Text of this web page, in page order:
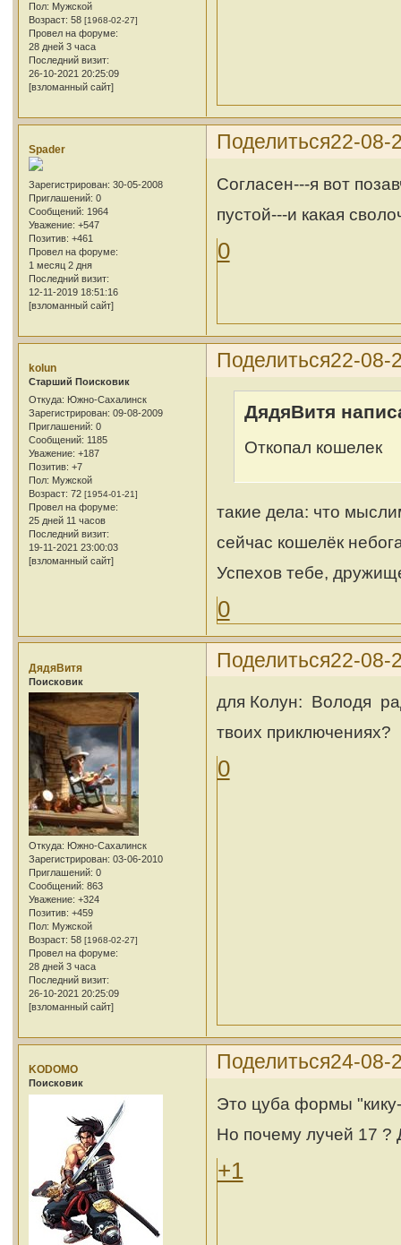
Пол: Мужской
Возраст: 58 [1968-02-27]
Провел на форуме:
28 дней 3 часа
Последний визит:
26-10-2021 20:25:09
[взломанный сайт]
Поделиться22-08-
Spader
Зарегистрирован: 30-05-2008
Приглашений: 0
Сообщений: 1964
Уважение: +547
Позитив: +461
Провел на форуме:
1 месяц 2 дня
Последний визит:
12-11-2019 18:51:16
[взломанный сайт]
Согласен---я вот
пустой---и какая
0
Поделиться22-08-
kolun
Cтарший Поисковик
Откуда: Южно-Сахалинск
Зарегистрирован: 09-08-2009
Приглашений: 0
Сообщений: 1185
Уважение: +187
Позитив: +7
Пол: Мужской
Возраст: 72 [1954-01-21]
Провел на форуме:
25 дней 11 часов
Последний визит:
19-11-2021 23:00:03
[взломанный сайт]
ДядяВитя
Откопал кошелек
такие дела: что
сейчас кошелёк
Успехов тебе,
0
Поделиться22-08-
ДядяВитя
Поисковик
Откуда: Южно-Сахалинск
Зарегистрирован: 03-06-2010
Приглашений: 0
Сообщений: 863
Уважение: +324
Позитив: +459
Пол: Мужской
Возраст: 58 [1968-02-27]
Провел на форуме:
28 дней 3 часа
Последний визит:
26-10-2021 20:25:09
[взломанный сайт]
для Колун: Володя
твоих приключениях?
0
Поделиться24-08-
KODOMO
Поисковик
Это цуба формы
Но почему лучей 17 ?
+1